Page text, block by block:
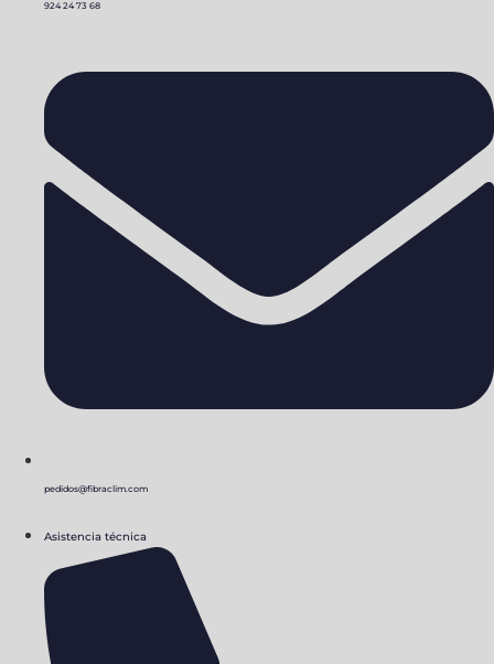
924 24 73 68
pedidos@fibraclim.com
Asistencia técnica